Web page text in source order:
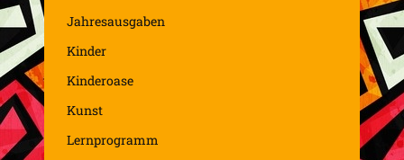
Jahresausgaben
Kinder
Kinderoase
Kunst
Lernprogramm